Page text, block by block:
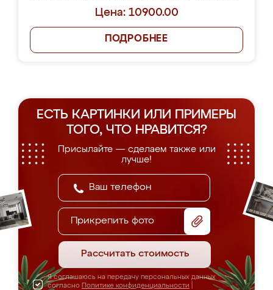
Цена: 10900.00
ПОДРОБНЕЕ
ЕСТЬ КАРТИНКИ ИЛИ ПРИМЕРЫ
ТОГО, ЧТО НРАВИТСЯ?
Присылайте — сделаем также или
лучше!
Прикрепить фото
Рассчитать стоимость
Я соглашаюсь на передачу персональных данных
согласно Политике конфиденциальности